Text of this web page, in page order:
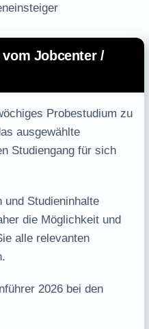
Jobcenter /
Probestudium zu
ausgewählte
Studiengang für sich
und Studieninhalte
die Möglichkeit und
alle relevanten
2026 bei den